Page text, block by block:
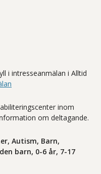
i intresseanmälan i Alltid
inom
om deltagande.
Autism, Barn,
barn, 0-6 år, 7-17